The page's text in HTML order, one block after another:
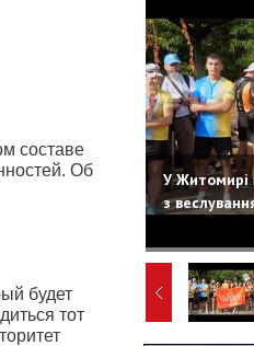
составе
Об
будет
тот
У Житомирі
з